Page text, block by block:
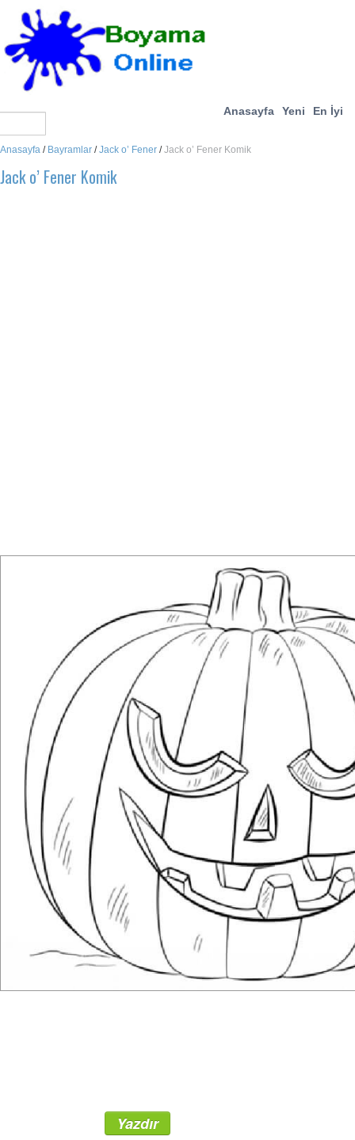
Anasayfa Yeni En İyi
Anasayfa / Bayramlar /Jack o’ Fener /Jack o’ Fener Komik
Jack o’ Fener Komik
Yazdır